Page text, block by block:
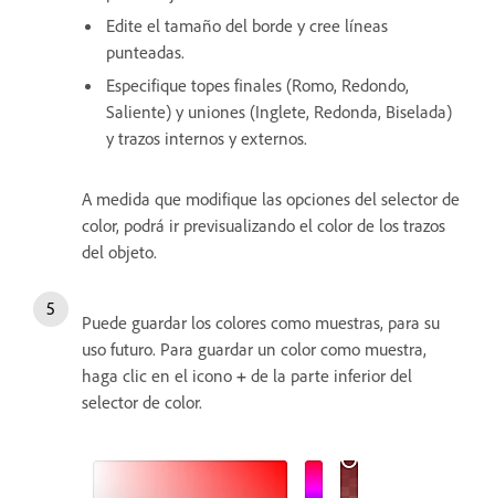
Edite el tamaño del borde y cree líneas
punteadas.
Especifique topes finales (Romo, Redondo,
Saliente) y uniones (Inglete, Redonda, Biselada)
y trazos internos y externos.
A medida que modifique las opciones del selector de
color, podrá ir previsualizando el color de los trazos
del objeto.
Puede guardar los colores como muestras, para su
uso futuro. Para guardar un color como muestra,
haga clic en el icono + de la parte inferior del
selector de color.